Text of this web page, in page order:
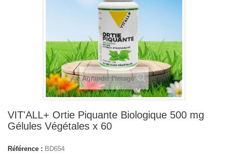
Agrandir l'image
VIT'ALL+ Ortie Piquante Biologique 500 mg
Gélules Végétales x 60
Référence : BD654